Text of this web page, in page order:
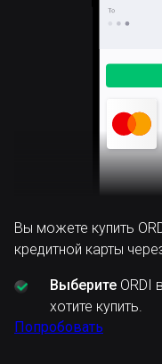
Вы можете купить
кредитной карты
Выберите ORDI
хотите купить.
Попробовать